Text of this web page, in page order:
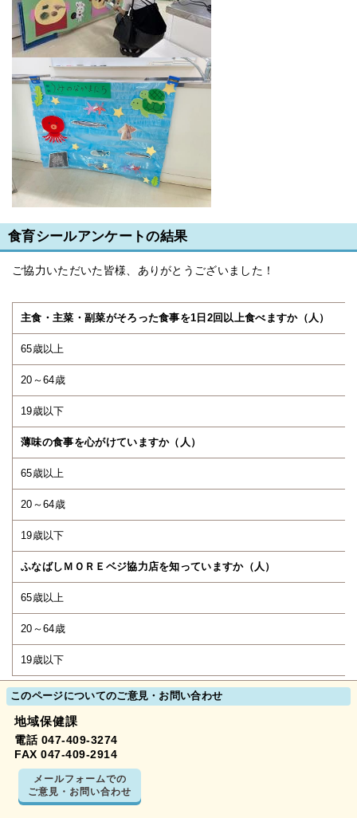
食育シールアンケートの結果
ご協力いただいた皆様、ありがとうございました！
主食・主菜・副菜がそろった食事を1日2回以上食べますか（人）
65歳以上
20～64歳
19歳以下
薄味の食事を心がけていますか（人）
65歳以上
20～64歳
19歳以下
ふなばしＭＯＲＥベジ協力店を知っていますか（人）
65歳以上
20～64歳
19歳以下
このページについてのご意見・お問い合わせ
地域保健課
電話 047-409-3274
FAX 047-409-2914
メールフォームでの
ご意見・お問い合わせ